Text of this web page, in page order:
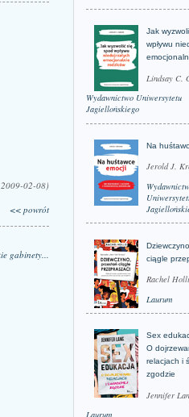
02-08)
<< powrót
gabinety...
Jak
wpływu
Lindsay C.
Wydawnictwo Uniwersytetu
Jagiellońskiego
Na
Jerold J.
ciągle
Rachel
Laurum
Sex
O
relacjach i
zgodzie
Jennifer